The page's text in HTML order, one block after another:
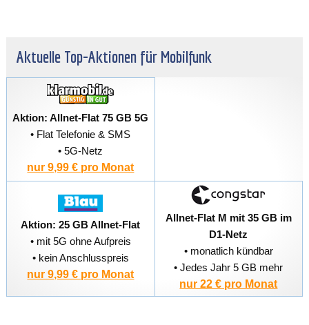
Aktuelle Top-Aktionen für Mobilfunk
Aktion: Allnet-Flat 75 GB 5G
• Flat Telefonie & SMS
• 5G-Netz
nur 9,99 € pro Monat
Aktion: 25 GB Allnet-Flat
• mit 5G ohne Aufpreis
• kein Anschlusspreis
nur 9,99 € pro Monat
Allnet-Flat M mit 35 GB im
D1-Netz
• monatlich kündbar
• Jedes Jahr 5 GB mehr
nur 22 € pro Monat